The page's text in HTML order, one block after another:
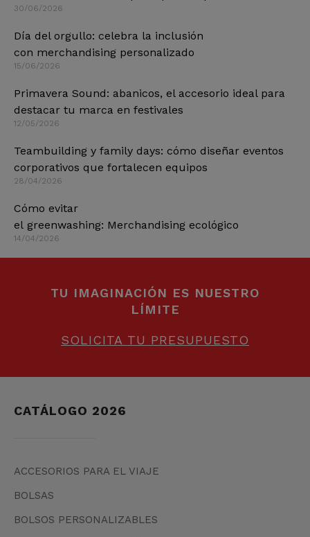
30/06/2026
Día del orgullo: celebra la inclusión
con merchandising personalizado
15/06/2026
Primavera Sound: abanicos, el accesorio ideal para
destacar tu marca en festivales
12/05/2026
Teambuilding y family days: cómo diseñar eventos
corporativos que fortalecen equipos
28/04/2026
Cómo evitar
el greenwashing: Merchandising ecológico
14/04/2026
TU IMAGINACIÓN ES NUESTRO
LÍMITE
SOLICITA TU PRESUPUESTO
CATÁLOGO 2026
ACCESORIOS PARA EL VIAJE
BOLSAS
BOLSOS PERSONALIZABLES